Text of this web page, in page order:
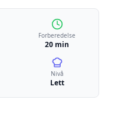
Forberedelse
20 min
Nivå
Lett